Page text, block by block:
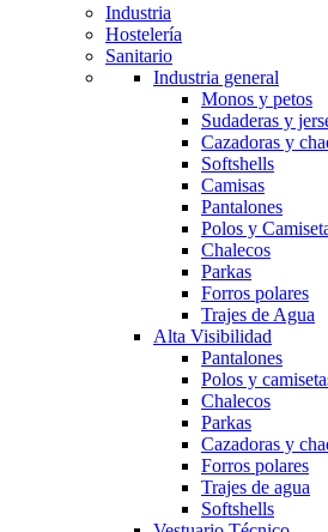
Industria
Hostelería
Sanitario
Industria general
Monos y petos
Sudaderas y
Cazadoras y
Softshells
Camisas
Pantalones
Polos y
Chalecos
Parkas
Forros polares
Trajes de Agua
Alta Visibilidad
Pantalones
Polos y
Chalecos
Parkas
Cazadoras y
Forros polares
Trajes de agua
Softshells